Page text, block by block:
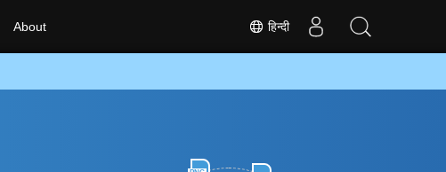
हिन्दी
About